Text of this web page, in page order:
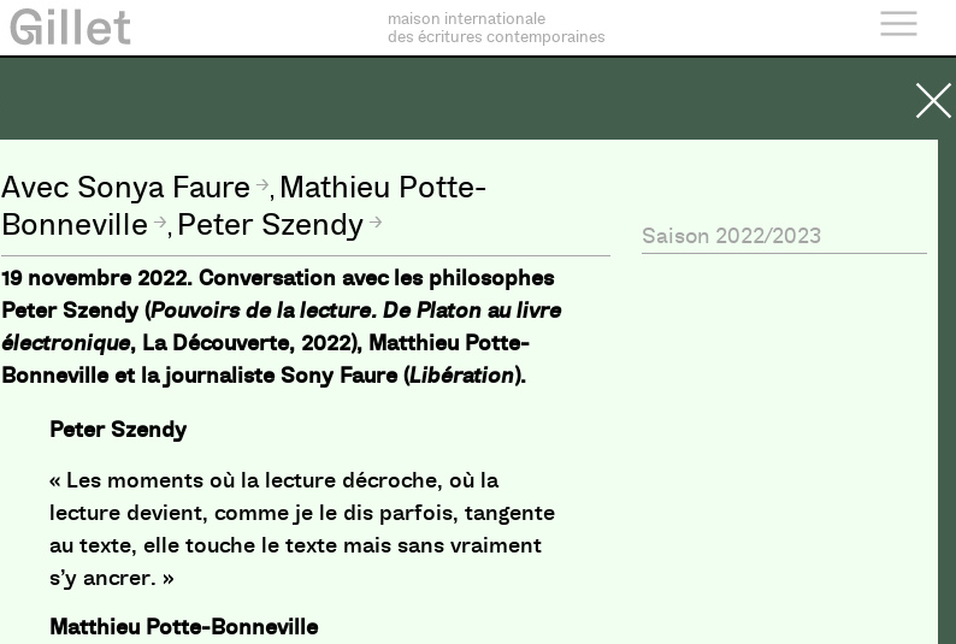
maison internationale
des écritures contemporaines
Sonya Faure , Mathieu Potte-
Bonneville
, Peter Szendy
19 novembre 2022. Conversation avec les philosophes
Peter Szendy (Pouvoirs de la lecture. De Platon au livre
électronique, La Découverte, 2022), Matthieu Potte-
Bonneville et la journaliste Sony Faure (Libération).
Peter Szendy
« Les moments où la lecture décroche, où la
lecture devient, comme je le dis parfois, tangente
au texte, elle touche le texte mais sans vraiment
s’y ancrer. »
Matthieu Potte-Bonneville
Saison 2022/2023